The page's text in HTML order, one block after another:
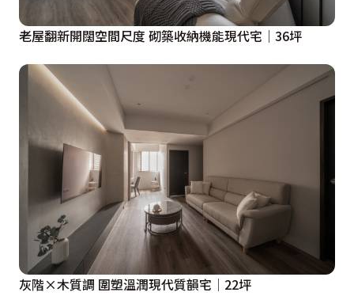
老屋翻新開闊空間尺度 砌築收納機能現代宅│36坪
灰階×木質調 圍塑溫潤現代質韻宅│22坪